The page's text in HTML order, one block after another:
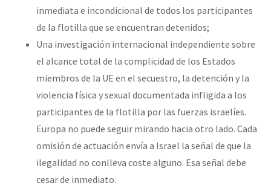
inmediata e incondicional de todos los participantes
de la flotilla que se encuentran detenidos;
Una investigación internacional independiente sobre
el alcance total de la complicidad de los Estados
miembros de la UE en el secuestro, la detención y la
violencia física y sexual documentada infligida a los
participantes de la flotilla por las fuerzas israelíes.
Europa no puede seguir mirando hacia otro lado. Cada
omisión de actuación envía a Israel la señal de que la
ilegalidad no conlleva coste alguno. Esa señal debe
cesar de inmediato.